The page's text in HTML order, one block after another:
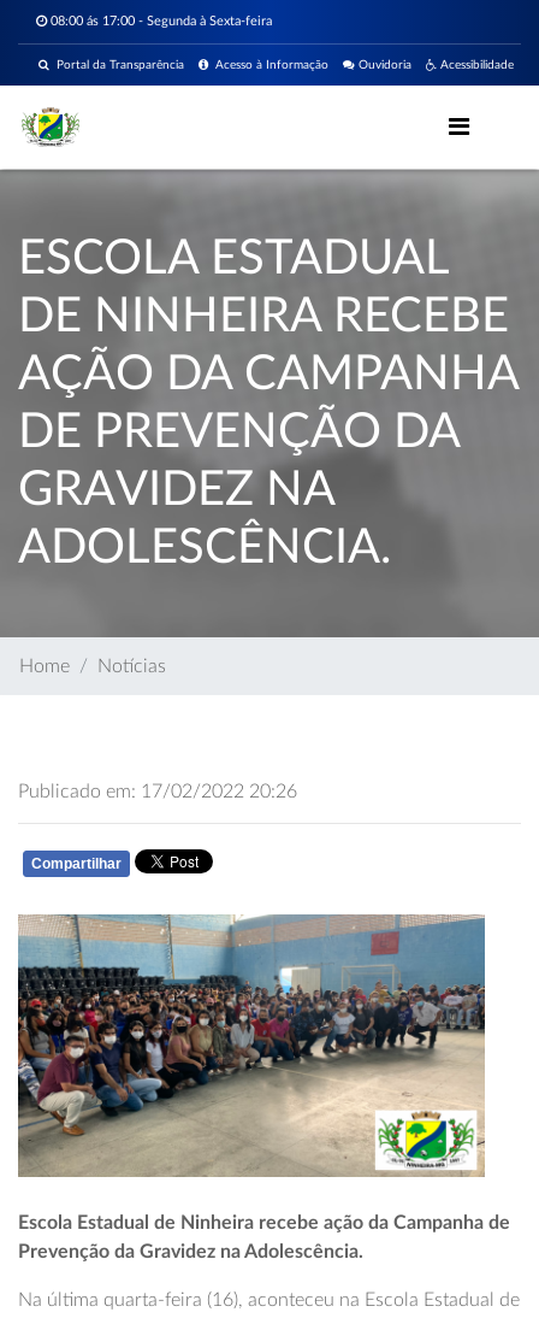
08:00 ás 17:00 - Segunda à Sexta-feira
Acessibilidade
Ouvidoria
Acesso à Informação
Portal da Transparência
ESCOLA ESTADUAL
DE NINHEIRA RECEBE
AÇÃO DA CAMPANHA
DE PREVENÇÃO DA
GRAVIDEZ NA
ADOLESCÊNCIA.
Home Notícias
Publicado em: 17/02/2022 20:26
Compartilhar
Escola Estadual de Ninheira recebe ação da Campanha de
Prevenção da Gravidez na Adolescência.
Na última quarta-feira (16), aconteceu na Escola Estadual de